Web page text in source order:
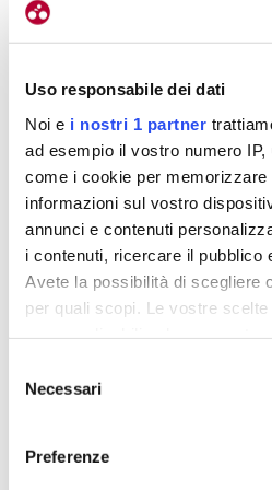
Uso responsabile dei dati
Noi e i nostri 1 partner
ad esempio il vostro numero
come i cookie per memorizzare
informazioni sul vostro
annunci e contenuti
i contenuti, ricercare il pubblico
Avete la possibilità di scegliere
per quali scopi. Le vostre
revocare il proprio consenso in
Dichiarazione sui cookie o
delNecessari
Preferenze
La suola è
di
Sempre non vuole essere
interpretazione ci sono la
che vuole sicuramente una